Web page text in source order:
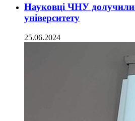
Науковці ЧНУ
університету
25.06.2024